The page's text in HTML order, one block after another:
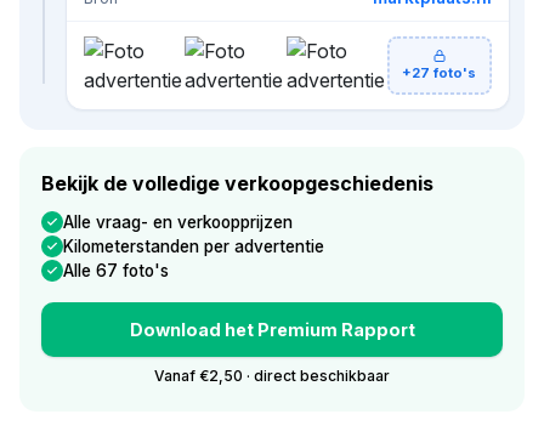
+27 foto's
Bekijk de volledige verkoopgeschiedenis
Alle vraag- en verkoopprijzen
Kilometerstanden per advertentie
Alle 67 foto's
Download het Premium Rapport
Vanaf €2,50 · direct beschikbaar